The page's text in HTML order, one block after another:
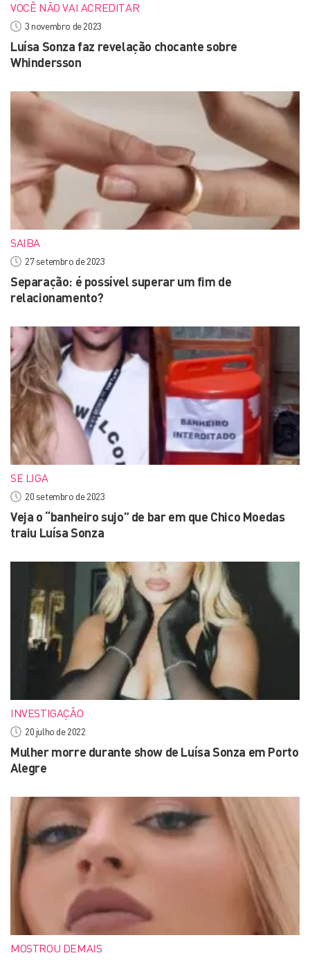
VOCÊ NÃO VAI ACREDITAR
3 novembro de 2023
Luísa Sonza faz revelação chocante sobre
Whindersson
SAIBA
27 setembro de 2023
Separação: é possível superar um fim de
relacionamento?
SE LIGA
20 setembro de 2023
Veja o “banheiro sujo” de bar em que Chico Moedas
traiu Luísa Sonza
INVESTIGAÇÃO
20 julho de 2022
Mulher morre durante show de Luísa Sonza em Porto
Alegre
MOSTROU DEMAIS